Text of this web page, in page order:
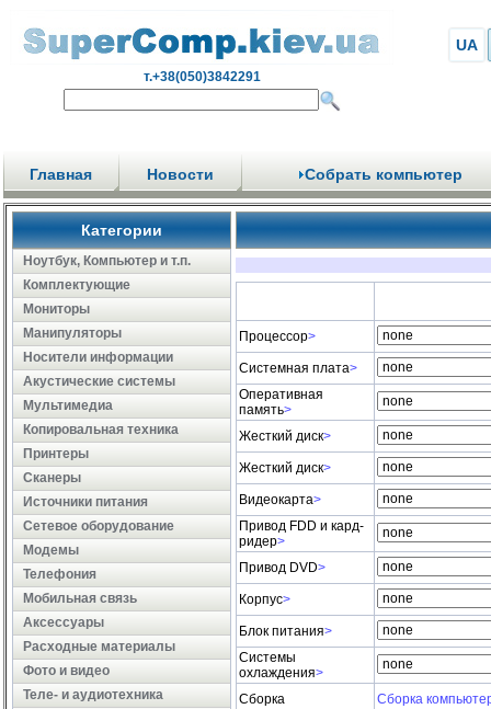
т.+38(050)3842291
UA
Главная Новости Собрать компьютер
Категории
Ноутбук, Компьютер и т.п.
Комплектующие
Мониторы
Манипуляторы
Носители информации
Акустические системы
Мультимедиа
Копировальная техника
Принтеры
Сканеры
Источники питания
Сетевое оборудование
Модемы
Телефония
Мобильная связь
Аксессуары
Расходные материалы
Фото и видео
Теле- и аудиотехника
Процессор>
Системная плата>
Оперативная
память>
Жесткий диск>
Жесткий диск>
Видеокарта>
Привод FDD и кард-
ридер>
Привод DVD>
Корпус>
Блок питания>
Системы
охлаждения>
Сборка
Сборка